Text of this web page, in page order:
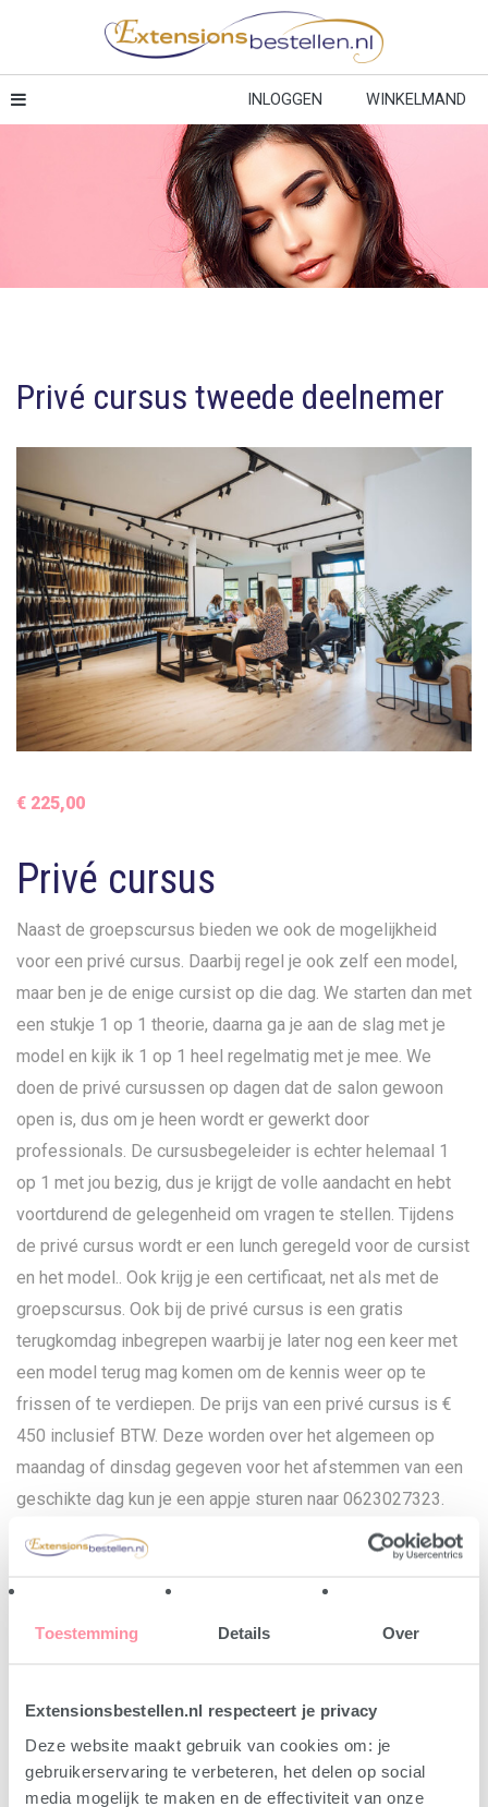
Toestemming Details Over
Extensionsbestellen.nl respecteert je privacy
Deze website maakt gebruik van cookies om: je
gebruikerservaring te verbeteren, het delen op social
media mogelijk te maken en de effectiviteit van onze
INLOGGEN WINKELMAND
Privé cursus tweede deelnemer
€ 225,00
Privé cursus
Naast de groepscursus bieden we ook de mogelijkheid
voor een privé cursus. Daarbij regel je ook zelf een model,
maar ben je de enige cursist op die dag. We starten dan met
een stukje 1 op 1 theorie, daarna ga je aan de slag met je
model en kijk ik 1 op 1 heel regelmatig met je mee. We
doen de privé cursussen op dagen dat de salon gewoon
open is, dus om je heen wordt er gewerkt door
professionals. De cursusbegeleider is echter helemaal 1
op 1 met jou bezig, dus je krijgt de volle aandacht en hebt
voortdurend de gelegenheid om vragen te stellen. Tijdens
de privé cursus wordt er een lunch geregeld voor de cursist
en het model.. Ook krijg je een certificaat, net als met de
groepscursus. Ook bij de privé cursus is een gratis
terugkomdag inbegrepen waarbij je later nog een keer met
een model terug mag komen om de kennis weer op te
frissen of te verdiepen. De prijs van een privé cursus is €
450 inclusief BTW. Deze worden over het algemeen op
maandag of dinsdag gegeven voor het afstemmen van een
geschikte dag kun je een appje sturen naar 0623027323.
Nadat je via de app een datum afgestemd hebt, kun je hier
de betaling regelen om je reservering definitief te maken.
Een privé cursus kan tot twee weken voorafgaand aan de
Soort cursus